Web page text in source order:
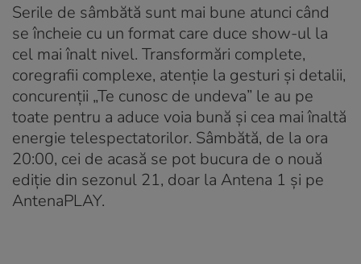
Serile de sâmbătă sunt mai bune atunci când
se încheie cu un format care duce show-ul la
cel mai înalt nivel. Transformări complete,
coregrafii complexe, atenție la gesturi și detalii,
concurenții „Te cunosc de undeva” le au pe
toate pentru a aduce voia bună și cea mai înaltă
energie telespectatorilor. Sâmbătă, de la ora
20:00, cei de acasă se pot bucura de o nouă
ediție din sezonul 21, doar la Antena 1 și pe
AntenaPLAY.